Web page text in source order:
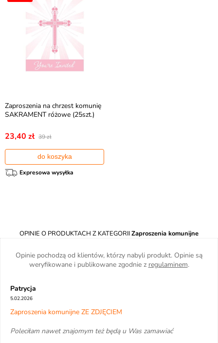
Zaproszenia na chrzest komunię
SAKRAMENT różowe (25szt.)
23,40 zł 39 zł
do koszyka
Expresowa wysyłka
OPINIE O PRODUKTACH Z KATEGORIIZaproszenia komunijne
Opinie pochodzą od klientów, którzy nabyli produkt. Opinie są
weryfikowane i publikowane zgodnie z regulaminem.
Patrycja
5.02.2026
Zaproszenia komunijne ZE ZDJĘCIEM
Poleciłam nawet znajomym też będą u Was zamawiać